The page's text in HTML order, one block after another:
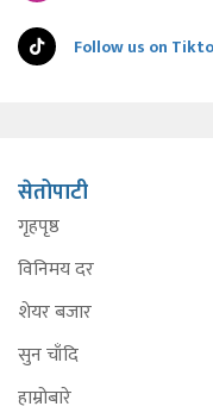
Follow us on
सेतोपाटी
गृहपृष्ठ
विनिमय दर
शेयर बजार
सुन चाँदि
हाम्रोबारे